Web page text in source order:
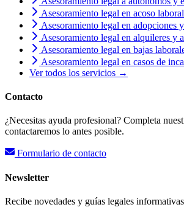
Asesoramiento legal en acoso
Asesoramiento legal en adopciones
Asesoramiento legal en alquileres y
Asesoramiento legal en bajas
Asesoramiento legal en casos de
Ver todos los servicios →
Contacto
¿Necesitas ayuda profesional? Completa
contactaremos lo antes posible.
Formulario de contacto
Newsletter
Recibe novedades y guías legales